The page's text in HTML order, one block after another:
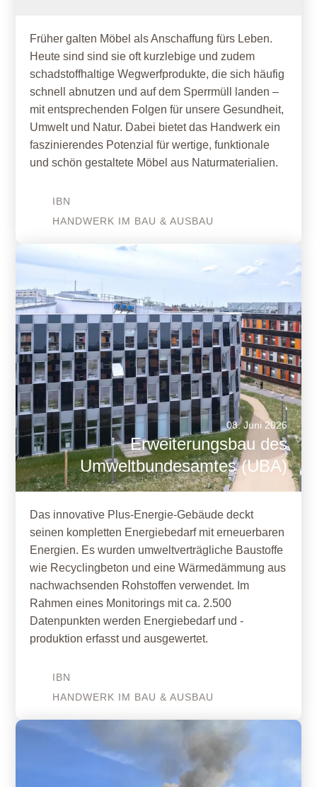
Früher galten Möbel als Anschaffung fürs Leben.
Heute sind sind sie oft kurzlebige und zudem
schadstoffhaltige Wegwerfprodukte, die sich häufig
schnell abnutzen und auf dem Sperrmüll landen –
mit entsprechenden Folgen für unsere Gesundheit,
Umwelt und Natur. Dabei bietet das Handwerk ein
faszinierendes Potenzial für wertige, funktionale
und schön gestaltete Möbel aus Naturmaterialien.
IBN
HANDWERK IM BAU & AUSBAU
08. Juni 2026
Erweiterungsbau des
Umweltbundesamtes (UBA)
Das innovative Plus-Energie-Gebäude deckt
seinen kompletten Energiebedarf mit erneuerbaren
Energien. Es wurden umweltverträgliche Baustoffe
wie Recyclingbeton und eine Wärmedämmung aus
nachwachsenden Rohstoffen verwendet. Im
Rahmen eines Monitorings mit ca. 2.500
Datenpunkten werden Energiebedarf und -
produktion erfasst und ausgewertet.
IBN
HANDWERK IM BAU & AUSBAU